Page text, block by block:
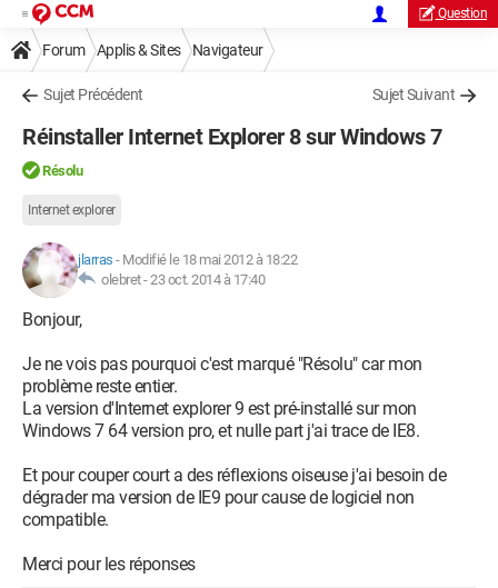
Question
Forum Applis & Sites Navigateur
Microsoft Edge / Internet Explorer
Sujet Précédent Sujet Suivant
Réinstaller Internet Explorer 8 sur Windows 7
Résolu
Internet explorer
jlarras - Modifié le 18 mai 2012 à 18:22
olebret -23 oct. 2014 à 17:40
Bonjour,
Je ne vois pas pourquoi c'est marqué "Résolu" car mon
problème reste entier.
La version d'Internet explorer 9 est pré-installé sur mon
Windows 7 64 version pro, et nulle part j'ai trace de IE8.
Et pour couper court a des réflexions oiseuse j'ai besoin de
dégrader ma version de IE9 pour cause de logiciel non
compatible.
Merci pour les réponses